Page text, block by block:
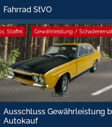
Fahrrad StVO
Staffel · Gewährleistung /
Ausschluss Gewährleistung
Autokauf